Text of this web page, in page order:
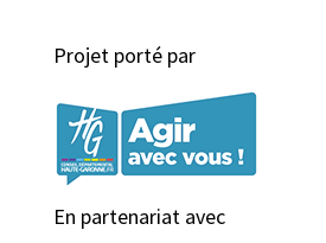
Projet porté par
En partenariat avec